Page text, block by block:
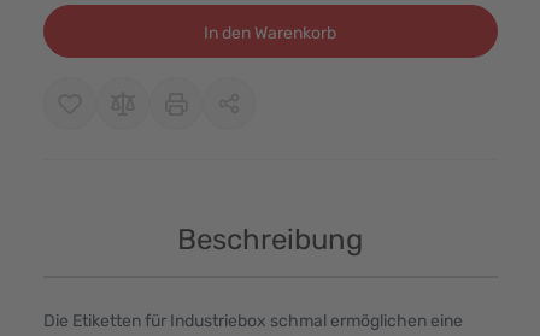
In den Warenkorb
Beschreibung
Die Etiketten für Industriebox schmal ermöglichen eine